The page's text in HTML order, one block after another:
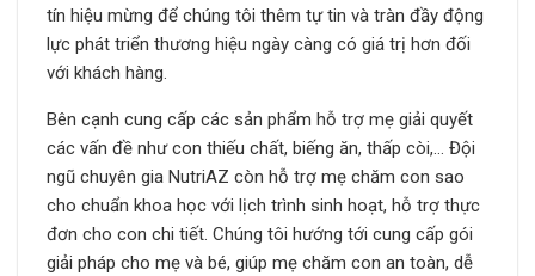
tín hiệu mừng để chúng tôi thêm tự tin và tràn đầy động
lực phát triển thương hiệu ngày càng có giá trị hơn đối
với khách hàng.
Bên cạnh cung cấp các sản phẩm hỗ trợ mẹ giải quyết
các vấn đề như con thiếu chất, biếng ăn, thấp còi,… Đội
ngũ chuyên gia NutriAZ còn hỗ trợ mẹ chăm con sao
cho chuẩn khoa học với lịch trình sinh hoạt, hỗ trợ thực
đơn cho con chi tiết. Chúng tôi hướng tới cung cấp gói
giải pháp cho mẹ và bé, giúp mẹ chăm con an toàn, dễ